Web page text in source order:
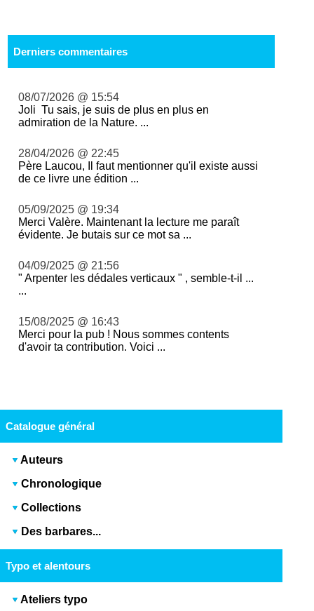
Derniers commentaires
08/07/2026 @ 15:54
Joli Tu sais, je suis de plus en plus en
admiration de la Nature. ...
28/04/2026 @ 22:45
Père Laucou, Il faut mentionner qu'il existe aussi
de ce livre une édition ...
05/09/2025 @ 19:34
Merci Valère. Maintenant la lecture me paraît
évidente. Je butais sur ce mot sa ...
04/09/2025 @ 21:56
" Arpenter les dédales verticaux " , semble-t-il ...
...
15/08/2025 @ 16:43
Merci pour la pub ! Nous sommes contents
d'avoir ta contribution. Voici ...
Catalogue général
Auteurs
Chronologique
Collections
Des barbares...
Typo et alentours
Ateliers typo